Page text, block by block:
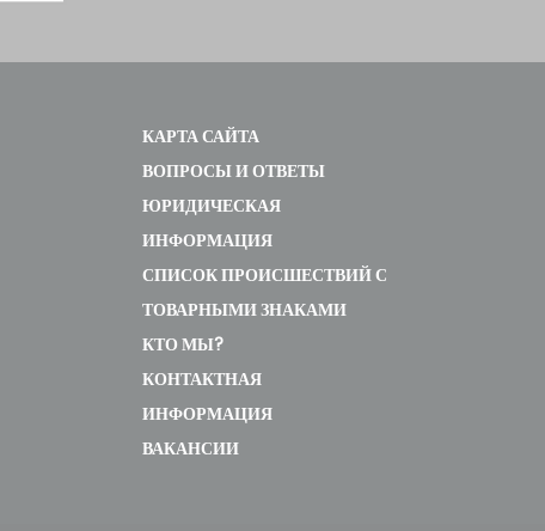
КАРТА САЙТА
ВОПРОСЫ И ОТВЕТЫ
ЮРИДИЧЕСКАЯ
ИНФОРМАЦИЯ
СПИСОК ПРОИСШЕСТВИЙ С
ТОВАРНЫМИ ЗНАКАМИ
КТО МЫ?
КОНТАКТНАЯ
ИНФОРМАЦИЯ
ВАКАНСИИ